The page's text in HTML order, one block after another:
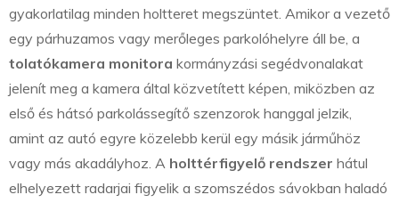
gyakorlatilag minden holtteret megszüntet. Amikor a vezető
egy párhuzamos vagy merőleges parkolóhelyre áll be, a
tolatókamera monitora kormányzási segédvonalakat
jelenít meg a kamera által közvetített képen, miközben az
első és hátsó parkolássegítő szenzorok hanggal jelzik,
amint az autó egyre közelebb kerül egy másik járműhöz
vagy más akadályhoz. A holttérfigyelő rendszer hátul
elhelyezett radarjai figyelik a szomszédos sávokban haladó